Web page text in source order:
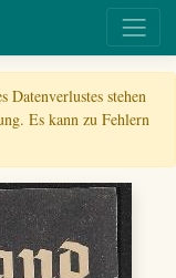
Datenverlustes stehen
Es kann zu Fehlern